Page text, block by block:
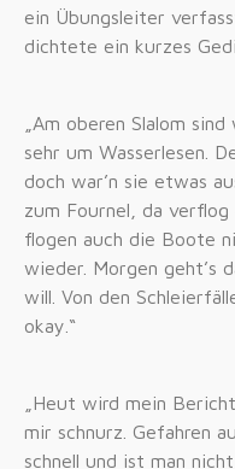
ein Übungsleiter
dichtete ein kurzes
„Am oberen Slalom
sehr um Wasserlesen.
doch war’n sie etwas
zum Fournel, da
flogen auch die Boote
wieder. Morgen geht’s
will. Von den
okay.“
„Heut wird mein
mir schnurz. Gefahren
schnell und ist man